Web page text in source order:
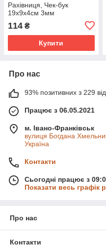
Рахівниця, Чек-бук
19х9х4см 3мм
114 ₴
Купити
Про нас
93% позитивних з 229
Працює з 06.05.2021
м. Івано-Франківськ
вулиця Богдана
Україна
Контакти
Сьогодні працює з
Показати весь графік
Про нас
Контакти